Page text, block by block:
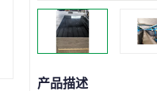
产品描述